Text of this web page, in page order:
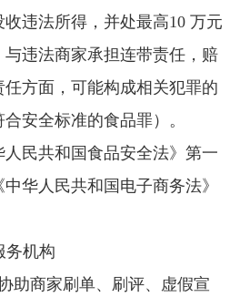
违法所得，并处最高10 万元
违法商家承担连带责任，赔
方面，可能构成相关犯罪的
安全标准的食品罪）。
民共和国食品安全法》第一
华人民共和国电子商务法》
务机构
助商家刷单、刷评、虚假宣